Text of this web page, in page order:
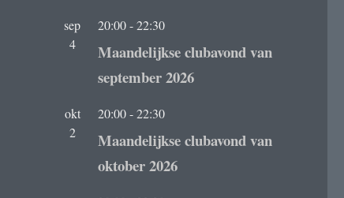
sep
4
20:00-22:30
Maandelijkse clubavond van
september 2026
okt
2
20:00-22:30
Maandelijkse clubavond van
oktober 2026